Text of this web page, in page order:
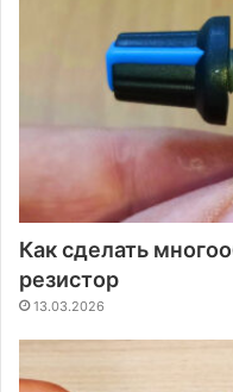
Как сделать
резистор
13.03.2026